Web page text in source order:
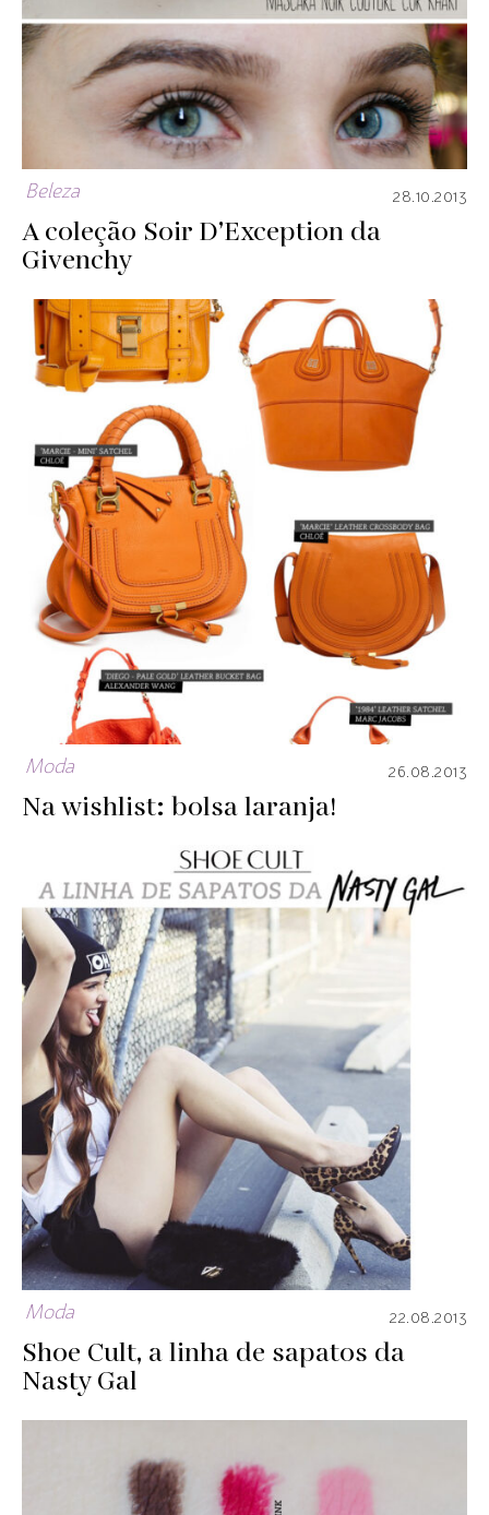
Beleza 28.10.2013
A coleção Soir D’Exception da
Givenchy
Moda 26.08.2013
Na wishlist: bolsa laranja!
Moda 22.08.2013
Shoe Cult, a linha de sapatos da
Nasty Gal